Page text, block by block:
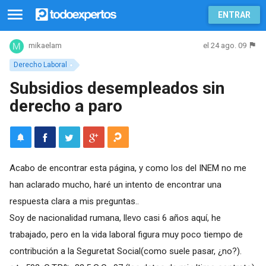
ENTRAR
Derecho Laboral
mikaelam el 24 ago. 09
Subsidios desempleados sin
derecho a paro
Acabo de encontrar esta página, y como los del INEM no me
han aclarado mucho, haré un intento de encontrar una
respuesta clara a mis preguntas..
Soy de nacionalidad rumana, llevo casi 6 años aquí, he
trabajado, pero en la vida laboral figura muy poco tiempo de
contribución a la Seguretat Social(como suele pasar, ¿no?).